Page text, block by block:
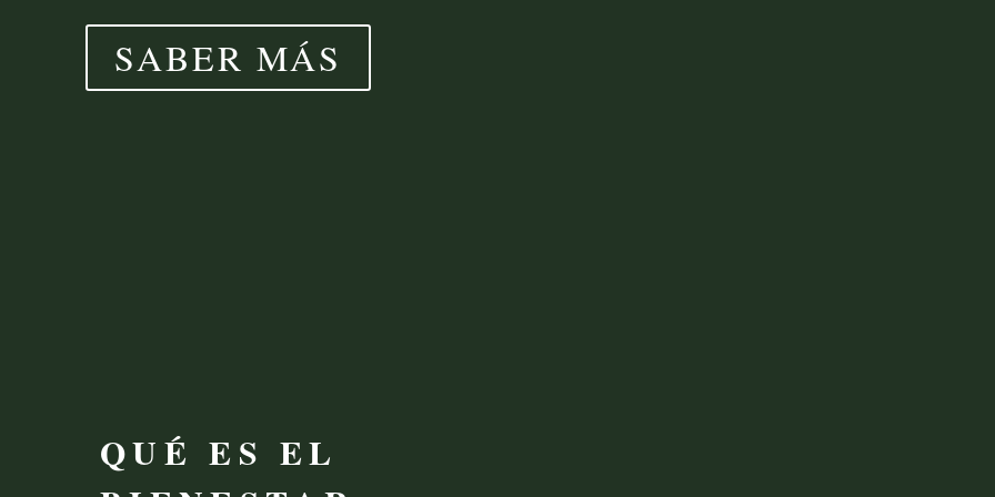
SABER MÁS
QUÉ ES EL